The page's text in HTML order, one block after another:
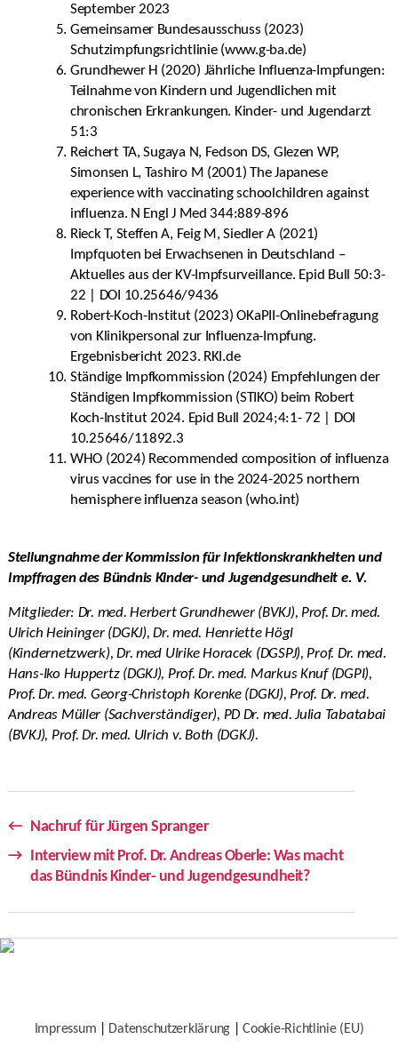
September 2023
Gemeinsamer Bundesausschuss (2023)
Schutzimpfungsrichtlinie (www.g-ba.de)
Grundhewer H (2020) Jährliche Influenza-Impfungen:
Teilnahme von Kindern und Jugendlichen mit
chronischen Erkrankungen. Kinder- und Jugendarzt
51:3
Reichert TA, Sugaya N, Fedson DS, Glezen WP,
Simonsen L, Tashiro M (2001) The Japanese
experience with vaccinating schoolchildren against
influenza. N Engl J Med 344:889-896
Rieck T, Steffen A, Feig M, Siedler A (2021)
Impfquoten bei Erwachsenen in Deutschland –
Aktuelles aus der KV-Impfsurveillance. Epid Bull 50:3-
22 | DOI 10.25646/9436
Robert-Koch-Institut (2023) OKaPII-Onlinebefragung
von Klinikpersonal zur Influenza-Impfung.
Ergebnisbericht 2023. RKI.de
Ständige Impfkommission (2024) Empfehlungen der
Ständigen Impfkommission (STIKO) beim Robert
Koch-Institut 2024. Epid Bull 2024;4:1- 72 | DOI
10.25646/11892.3
WHO (2024) Recommended composition of influenza
virus vaccines for use in the 2024-2025 northern
hemisphere influenza season (who.int)
Stellungnahme der Kommission für Infektionskrankheiten und
Impffragen des Bündnis Kinder- und Jugendgesundheit e. V.
Mitglieder: Dr. med. Herbert Grundhewer (BVKJ), Prof. Dr. med.
Ulrich Heininger (DGKJ), Dr. med. Henriette Högl
(Kindernetzwerk), Dr. med Ulrike Horacek (DGSPJ), Prof. Dr. med.
Hans-Iko Huppertz (DGKJ), Prof. Dr. med. Markus Knuf (DGPI),
Prof. Dr. med. Georg-Christoph Korenke (DGKJ), Prof. Dr. med.
Andreas Müller (Sachverständiger), PD Dr. med. Julia Tabatabai
(BVKJ), Prof. Dr. med. Ulrich v. Both (DGKJ).
← Nachruf für Jürgen Spranger
→ Interview mit Prof. Dr. Andreas Oberle: Was macht
das Bündnis Kinder- und Jugendgesundheit?
Impressum Datenschutzerklärung |Cookie-Richtlinie (EU)